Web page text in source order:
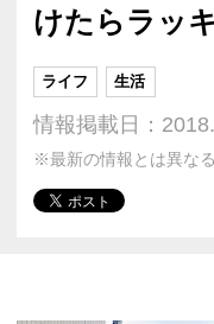
けたらラッ
ライフ 生活
情報掲載日：
※最新の情報とは異な